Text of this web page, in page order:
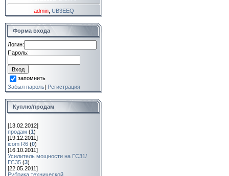
admin, UB3EEQ
Форма входа
Логин:
Пароль:
запомнить
Забыл пароль| Регистрация
Куплю/продам
[13.02.2012]
продам (1)
[19.12.2011]
icom R6 (0)
[16.10.2011]
Усилитель мощности на ГС31/
ГС35 (3)
[22.05.2011]
Рубрика технической